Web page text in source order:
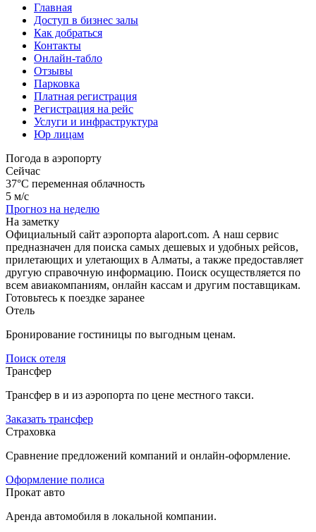
Главная
Доступ в бизнес залы
Как добраться
Контакты
Онлайн-табло
Отзывы
Парковка
Платная регистрация
Регистрация на рейс
Услуги и инфраструктура
Юр лицам
Погода в аэропорту
Сейчас
37°C переменная облачность
5 м/с
Прогноз на неделю
На заметку
Официальный сайт аэропорта alaport.com. А наш сервис
предназначен для поиска самых дешевых и удобных рейсов,
прилетающих и улетающих в Алматы, а также предоставляет
другую справочную информацию. Поиск осуществляется по
всем авиакомпаниям, онлайн кассам и другим поставщикам.
Готовьтесь к поездке заранее
Отель
Бронирование гостиницы по выгодным ценам.
Поиск отеля
Трансфер
Трансфер в и из аэропорта по цене местного такси.
Заказать трансфер
Страховка
Сравнение предложений компаний и онлайн-оформление.
Оформление полиса
Прокат авто
Аренда автомобиля в локальной компании.